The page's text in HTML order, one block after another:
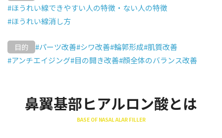
#ほうれい線できやすい人の特徴・ない人の特徴
#ほうれい線消し方
目的 #パーツ改善#シワ改善#輪郭形成#肌質改善
#アンチエイジング#目の開き改善#顔全体のバランス改善
鼻翼基部ヒアルロン酸とは
BASE OF NASAL ALAR FILLER